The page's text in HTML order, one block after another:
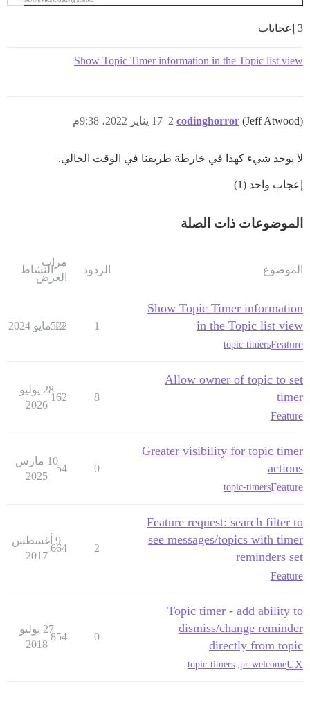
3 إعجابات
Show Topic Timer information in the Topic list view
codinghorror (Jeff Atwood) 17 يناير 2022، 9:38م 2
لا يوجد شيء كهذا في خارطة طريقنا في الوقت الحالي.
إعجاب واحد (1)
الموضوعات ذات الصلة
الموضوع الردود
مرات
العرض
النشاط
Show Topic Timer information
in the Topic list view
Feature
topic-timers
1
522
12 مايو 2024
Allow owner of topic to set
timer
Feature
8
162
28 يوليو
2026
Greater visibility for topic timer
actions
Feature
topic-timers
0
54
10 مارس
2025
Feature request: search filter to
see messages/topics with timer
reminders set
Feature
2
664
9 أغسطس
2017
Topic timer - add ability to
dismiss/change reminder
directly from topic
UX
pr-welcome
,
topic-timers
0
854
27 يوليو
2018